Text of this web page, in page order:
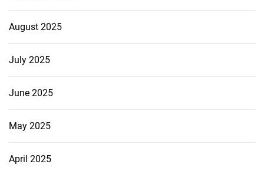
August 2025
July 2025
June 2025
May 2025
April 2025